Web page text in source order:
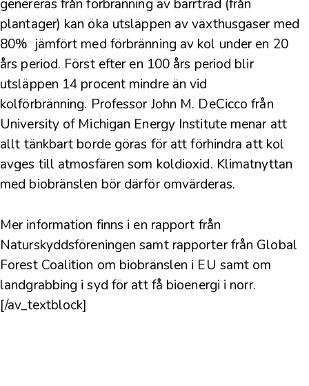
genereras från förbränning av barrträd (från
plantager) kan öka utsläppen av växthusgaser med
80% jämfört med förbränning av kol under en 20
års period. Först efter en 100 års period blir
utsläppen 14 procent mindre än vid
kolförbränning. Professor John M. DeCicco från
University of Michigan Energy Institutemenar att
allt tänkbart borde göras för att förhindra att kol
avges till atmosfären som koldioxid. Klimatnyttan
med biobränslen bör därför omvärderas.
Mer information finns i en rapport från
Naturskyddsföreningen samt rapporter från Global
Forest Coalition om biobränslen i EU samt om
landgrabbing i syd för att få bioenergi i norr.
[/av_textblock]